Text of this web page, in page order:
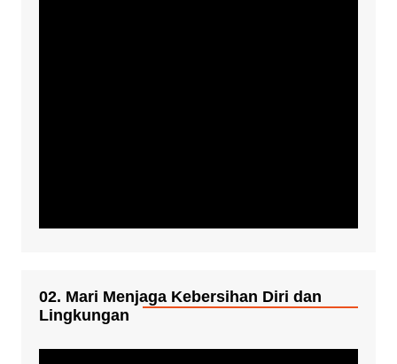
02. Mari Menjaga Kebersihan Diri dan
Lingkungan